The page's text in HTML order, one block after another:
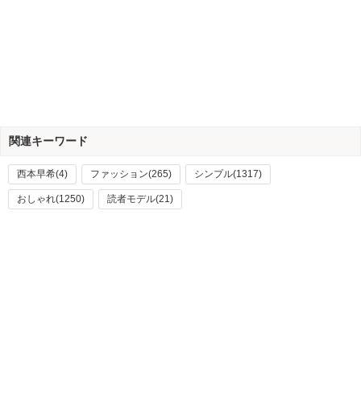
関連キーワード
西本早希(4) ファッション(265) シンプル(1317)
おしゃれ(1250) 読者モデル(21)